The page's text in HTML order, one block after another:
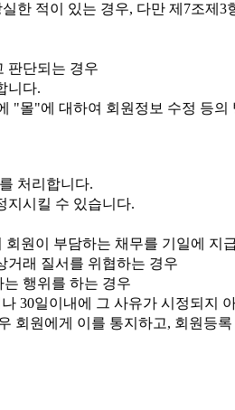
한 적이 있는 경우, 다만 제7조제
판단되는 경우
니다.
"몰"에 대하여 회원정보 수정 등
처리합니다.
지시킬 수 있습니다.
원이 부담하는 채무를 기일에 지
거래 질서를 위협하는 경우
행위를 하는 경우
30일이내에 그 사유가 시정되지
회원에게 이를 통지하고, 회원등